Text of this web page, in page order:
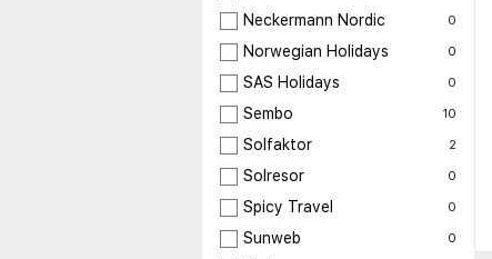
Neckermann Nordic 0
Norwegian Holidays 0
SAS Holidays 0
Sembo 10
Solfaktor 2
Solresor 0
Spicy Travel 0
Sunweb 0